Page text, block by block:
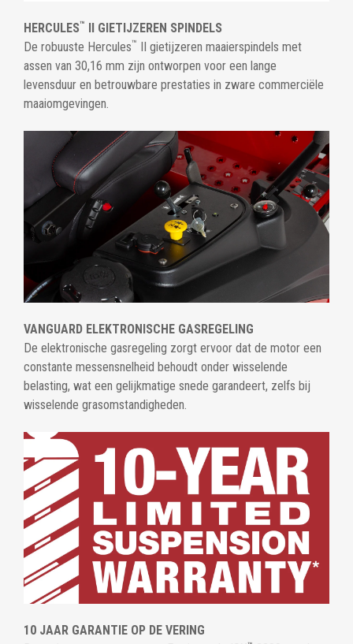
HERCULES™ II GIETIJZEREN SPINDELS
De robuuste Hercules™ II gietijzeren maaierspindels met
assen van 30,16 mm zijn ontworpen voor een lange
levensduur en betrouwbare prestaties in zware commerciële
maaiomgevingen.
VANGUARD ELEKTRONISCHE GASREGELING
De elektronische gasregeling zorgt ervoor dat de motor een
constante messensnelheid behoudt onder wisselende
belasting, wat een gelijkmatige snede garandeert, zelfs bij
wisselende grasomstandigheden.
10 JAAR GARANTIE OP DE VERING